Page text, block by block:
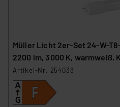
Müller Licht 2er-Set 24-W-
2200 lm, 3000 K, warmweiß,
Artikel-Nr. 254038